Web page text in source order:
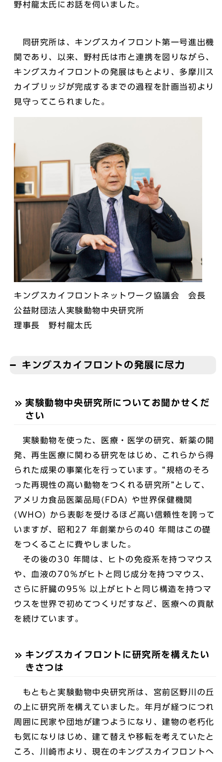
野村龍太氏にお話を伺いました。
同研究所は、キングスカイフロント第一号進出機
関であり、以来、野村氏は市と連携を図りながら、
キングスカイフロントの発展はもとより、多摩川ス
カイブリッジが完成するまでの過程を計画当初より
見守ってこられました。
キングスカイフロントネットワーク協議会 会長
公益財団法人実験動物中央研究所
理事長 野村龍太氏
キングスカイフロントの発展に尽力
実験動物中央研究所についてお聞かせくだ
さい
実験動物を使った、医療・医学の研究、新薬の開
発、再生医療に関わる研究をはじめ、これらから得
られた成果の事業化を行っています。“規格のそろ
った再現性の高い動物をつくれる研究所”として、
アメリカ食品医薬品局(FDA) や世界保健機関
(WHO) から表彰を受けるほど高い信頼性を誇って
いますが、昭和27 年創業からの40 年間はこの礎
をつくることに費やしました。
その後の30 年間は、ヒトの免疫系を持つマウス
や、血液の70％がヒトと同じ成分を持つマウス、
さらに肝臓の95% 以上がヒトと同じ構造を持つマ
ウスを世界で初めてつくりだすなど、医療への貢献
を続けています。
キングスカイフロントに研究所を構えたい
きさつは
もともと実験動物中央研究所は、宮前区野川の丘
の上に研究所を構えていました。年月が経つにつれ
周囲に民家や団地が建つようになり、建物の老朽化
も気になりはじめ、建て替えや移転を考えていたと
ころ、川崎市より、現在のキングスカイフロントへ